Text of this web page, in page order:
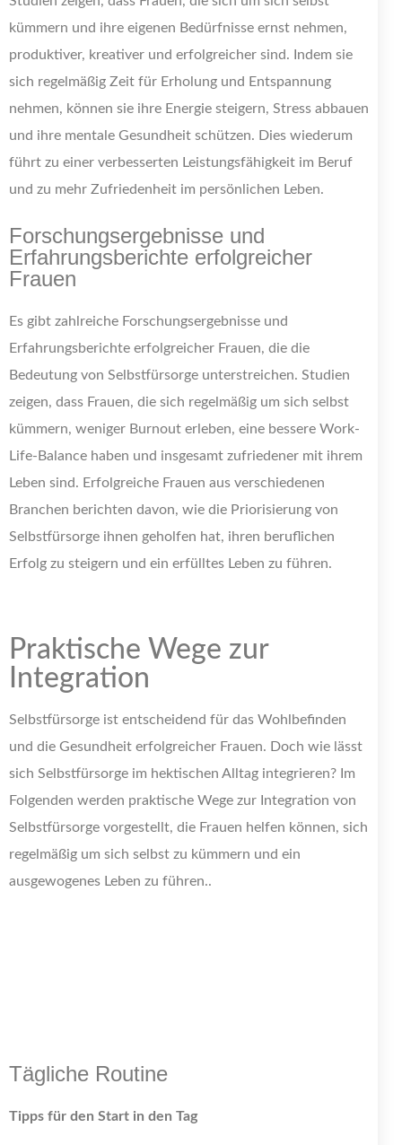
kümmern und ihre eigenen Bedürfnisse ernst nehmen,
produktiver, kreativer und erfolgreicher sind. Indem sie
sich regelmäßig Zeit für Erholung und Entspannung
nehmen, können sie ihre Energie steigern, Stress abbauen
und ihre mentale Gesundheit schützen. Dies wiederum
führt zu einer verbesserten Leistungsfähigkeit im Beruf
und zu mehr Zufriedenheit im persönlichen Leben.
Forschungsergebnisse und
Erfahrungsberichte erfolgreicher
Frauen
Es gibt zahlreiche Forschungsergebnisse und
Erfahrungsberichte erfolgreicher Frauen, die die
Bedeutung von Selbstfürsorge unterstreichen. Studien
zeigen, dass Frauen, die sich regelmäßig um sich selbst
kümmern, weniger Burnout erleben, eine bessere Work-
Life-Balance haben und insgesamt zufriedener mit ihrem
Leben sind. Erfolgreiche Frauen aus verschiedenen
Branchen berichten davon, wie die Priorisierung von
Selbstfürsorge ihnen geholfen hat, ihren beruflichen
Erfolg zu steigern und ein erfülltes Leben zu führen.
Praktische Wege zur
Integration
Selbstfürsorge ist entscheidend für das Wohlbefinden
und die Gesundheit erfolgreicher Frauen. Doch wie lässt
sich Selbstfürsorge im hektischen Alltag integrieren? Im
Folgenden werden praktische Wege zur Integration von
Selbstfürsorge vorgestellt, die Frauen helfen können, sich
regelmäßig um sich selbst zu kümmern und ein
ausgewogenes Leben zu führen..
Tägliche Routine
Tipps für den Start in den Tag